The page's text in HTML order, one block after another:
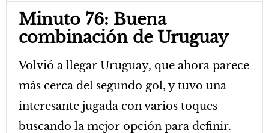
Minuto 76: Buena
combinación de Uruguay
Volvió a llegar Uruguay, que ahora parece
más cerca del segundo gol, y tuvo una
interesante jugada con varios toques
buscando la mejor opción para definir.